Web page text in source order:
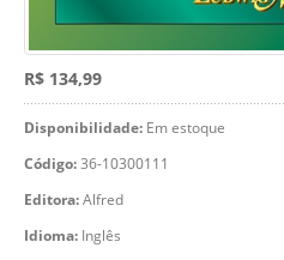
R$ 134,99
Disponibilidade: Em estoque
Código:36-10300111
Editora:Alfred
Idioma: Inglês